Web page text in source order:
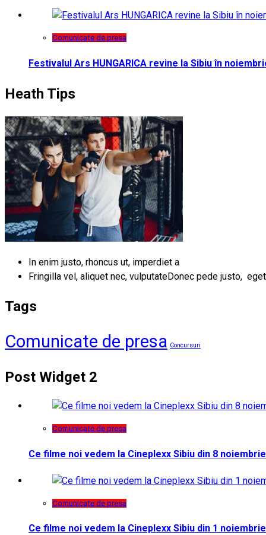
Comunicate de presa
Festivalul Ars HUNGARICA revine la Sibiu în
Heath Tips
In enim justo, rhoncus ut, imperdiet a
Fringilla vel, aliquet nec, vulputateDonec pede justo,
Tags
Comunicate de presa Concursuri
Post Widget 2
Comunicate de presa
Ce filme noi vedem la Cineplexx Sibiu din 8 noiembrie
Comunicate de presa
Ce filme noi vedem la Cineplexx Sibiu din 1 noiembrie